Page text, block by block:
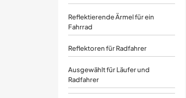
Reflektierende Ärmel für ein
Fahrrad
Reflektoren für Radfahrer
Ausgewählt für Läufer und
Radfahrer